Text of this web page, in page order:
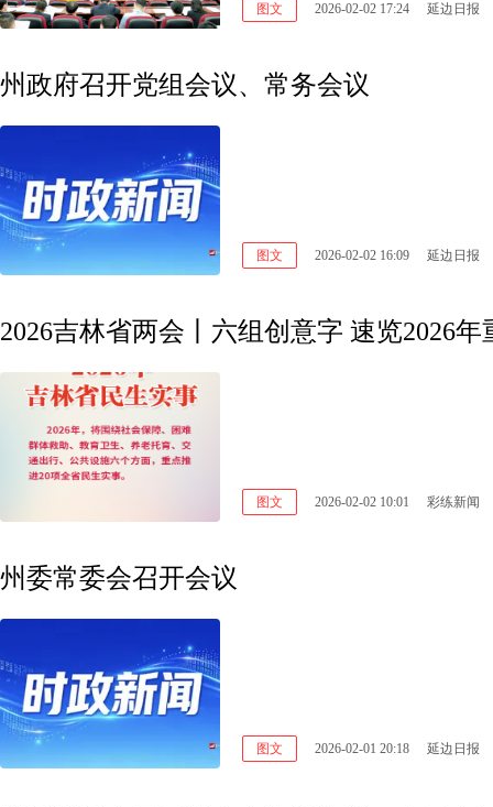
图文 2026-02-02 17:24 延边日报
州政府召开党组会议、常务会议
图文 2026-02-02 16:09 延边日报
2026吉林省两会丨六组创意字 速览2026
图文 2026-02-02 10:01 彩练新闻
州委常委会召开会议
图文 2026-02-01 20:18 延边日报